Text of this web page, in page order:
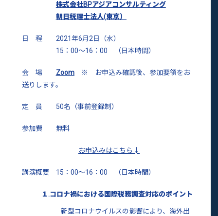
株式会社BPアジアコンサルティング
朝日税理士法人(東京）
日 程 2021年6月2日（水）
15：00～16：00 （日本時間）
会 場 Zoom※ お申込み確認後、参加要領をお
送りします。
定 員 50名（事前登録制）
参加費 無料
お申込みはこちら↓
講演概要 15：00～16：00 （日本時間）
１.コロナ禍における国際税務調査対応のポイント
新型コロナウイルスの影響により、海外出